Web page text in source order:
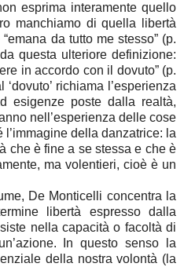
esprima interamente quello
manchiamo di quella libertà
da tutto me stesso” (p.
questa ulteriore definizione:
in accordo con il dovuto” (p.
richiama l’esperienza
esigenze poste dalla realtà,
nell’esperienza delle cose
della danzatrice: la
che è fine a se stessa e che è
ma volentieri, cioè è un
De Monticelli concentra la
libertà espresso dalla
nella capacità o facoltà di
In questo senso la
della nostra volontà (la